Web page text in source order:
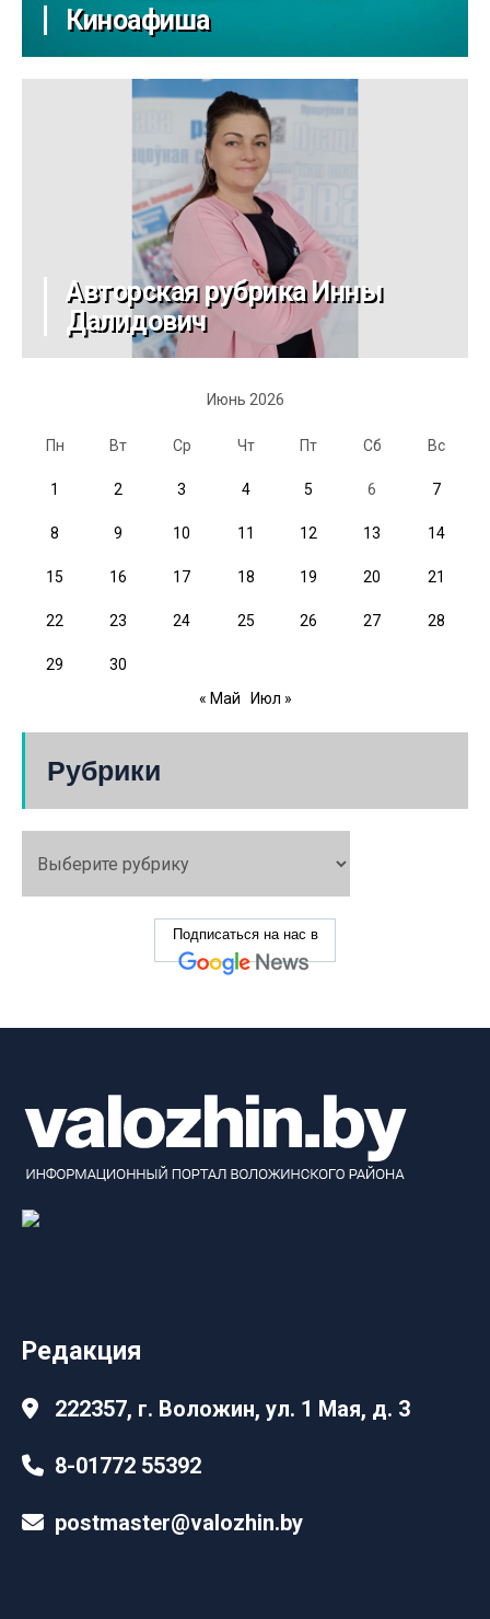
Киноафиша
Авторская рубрика Инны
Далидович
Июнь 2026
Пн Вт Ср Чт Пт Сб Вс
1 2 3 4 5 6 7
8 9 10 11 12 13 14
15 16 17 18 19 20 21
22 23 24 25 26 27 28
29
30
« Май
Июл »
Рубрики
Подписаться на нас в
Редакция
222357, г. Воложин, ул. 1 Мая, д. 3
8-01772 55392
postmaster@valozhin.by